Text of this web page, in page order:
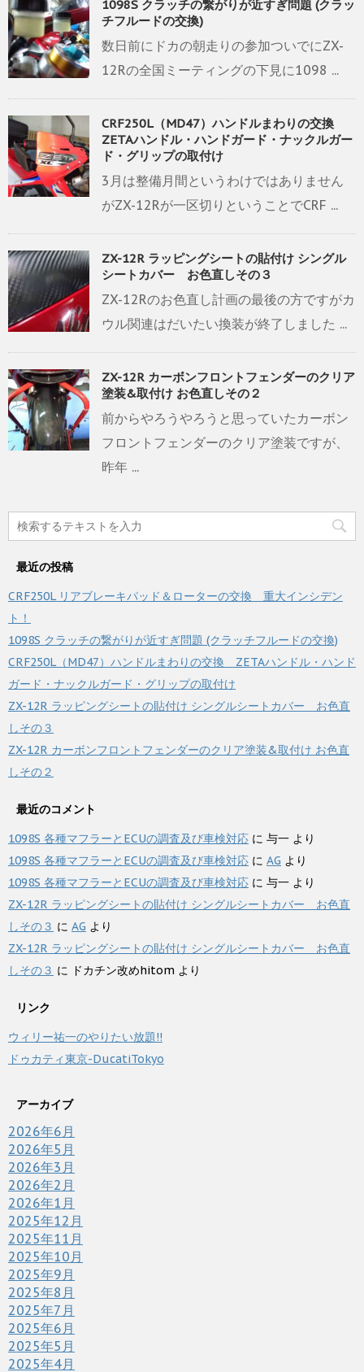
1098S クラッチの繋がりが近すぎ問題 (クラッ
チフルードの交換)
数日前にドカの朝走りの参加ついでにZX-
12Rの全国ミーティングの下見に1098 ...
CRF250L（MD47）ハンドルまわりの交換
ZETAハンドル・ハンドガード・ナックルガー
ド・グリップの取付け
3月は整備月間というわけではありません
がZX-12Rが一区切りということでCRF ...
ZX-12R ラッピングシートの貼付け シングル
シートカバー お色直しその３
ZX-12Rのお色直し計画の最後の方ですがカ
ウル関連はだいたい換装が終了しました ...
ZX-12R カーボンフロントフェンダーのクリア
塗装&取付け お色直しその２
前からやろうやろうと思っていたカーボン
フロントフェンダーのクリア塗装ですが、
昨年 ...
最近の投稿
CRF250L リアブレーキパッド＆ローターの交換 重大インシデン
ト！
1098S クラッチの繋がりが近すぎ問題 (クラッチフルードの交換)
CRF250L（MD47）ハンドルまわりの交換 ZETAハンドル・ハンド
ガード・ナックルガード・グリップの取付け
ZX-12R ラッピングシートの貼付け シングルシートカバー お色直
しその３
ZX-12R カーボンフロントフェンダーのクリア塗装&取付け お色直
しその２
最近のコメント
1098S 各種マフラーとECUの調査及び車検対応 に 与一 より
1098S 各種マフラーとECUの調査及び車検対応 に AG より
1098S 各種マフラーとECUの調査及び車検対応 に 与一 より
ZX-12R ラッピングシートの貼付け シングルシートカバー お色直
しその３ に AG より
ZX-12R ラッピングシートの貼付け シングルシートカバー お色直
しその３ に ドカチン改めhitom より
リンク
ウィリー祐一のやりたい放題!!
ドゥカティ東京-DucatiTokyo
アーカイブ
2026年6月
2026年5月
2026年3月
2026年2月
2026年1月
2025年12月
2025年11月
2025年10月
2025年9月
2025年8月
2025年7月
2025年6月
2025年5月
2025年4月